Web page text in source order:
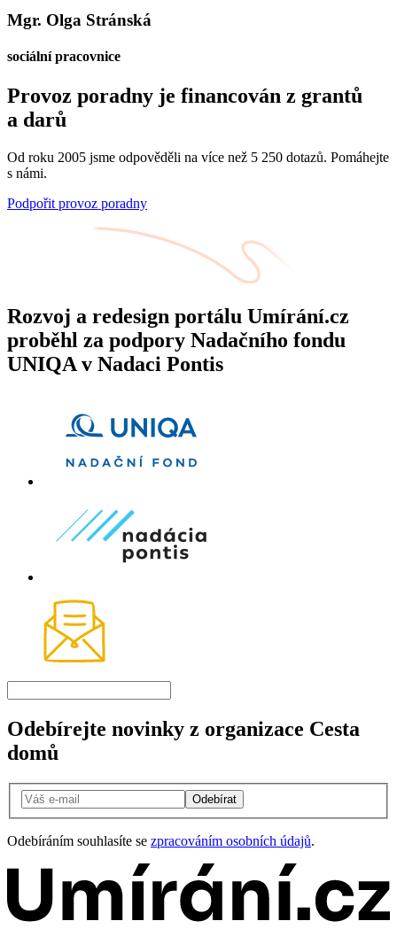
Mgr. Olga Stránská
sociální pracovnice
Provoz poradny je financován z grantů
a darů
Od roku 2005 jsme odpověděli na více než 5 250 dotazů. Pomáhejte
s námi.
Podpořit provoz poradny
Rozvoj a redesign portálu Umírání.cz
proběhl za podpory Nadačního fondu
UNIQA v Nadaci Pontis
Odebírejte novinky z organizace Cesta
domů
Odebírat
Odebíráním souhlasíte se zpracováním osobních údajů.